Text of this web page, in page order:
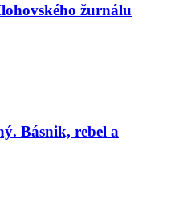
žurnálu
Básnik, rebel a